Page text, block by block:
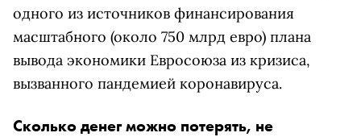
одного из источников финансирования
масштабного (около 750 млрд евро) плана
вывода экономики Евросоюза из кризиса,
вызванного пандемией коронавируса.
Сколько денег можно потерять, не